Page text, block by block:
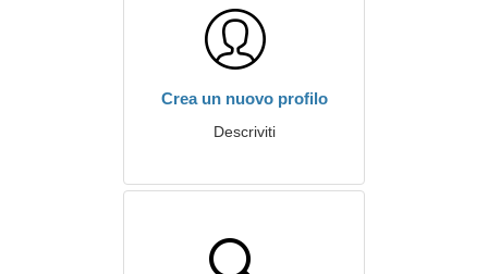
Crea un nuovo profilo
Descriviti